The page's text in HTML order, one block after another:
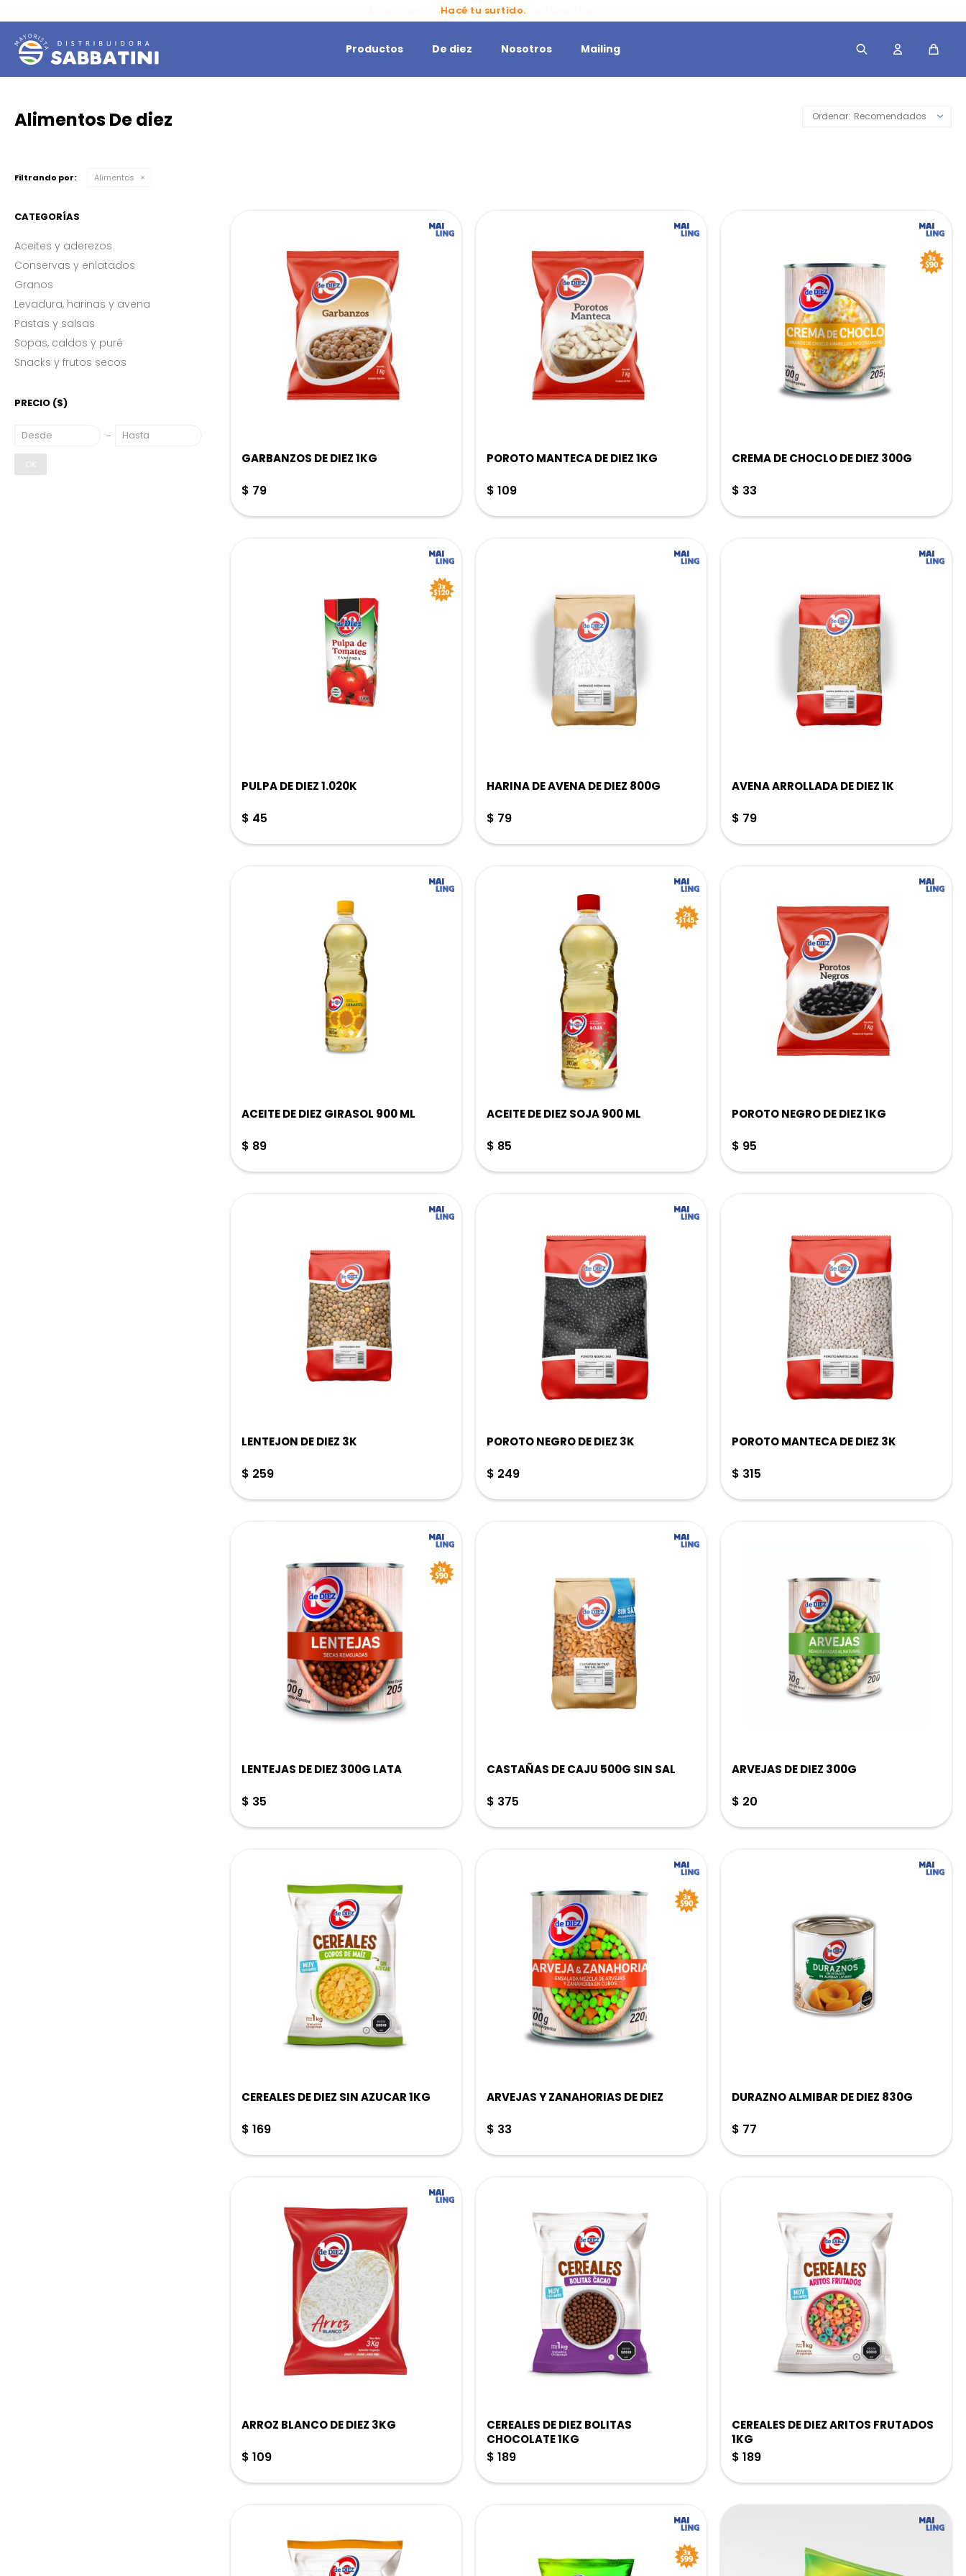
Ahorra en grande en tus marcas favoritas.
Productos De diez Nosotros Mailing
Alimentos De diez Recomendados
Filtrando por: Alimentos
GARBANZOS DE DIEZ 1KG
$ 79
POROTO MANTECA DE DIEZ 1KG
$ 109
CREMA DE CHOCLO DE DIEZ 300G
$ 33
PULPA DE DIEZ 1.020K
$ 45
HARINA DE AVENA DE DIEZ 800G
$ 79
AVENA ARROLLADA DE DIEZ 1K
$ 79
ACEITE DE DIEZ GIRASOL 900 ML
$ 89
ACEITE DE DIEZ SOJA 900 ML
$ 85
POROTO NEGRO DE DIEZ 1KG
$ 95
LENTEJON DE DIEZ 3K
$ 259
POROTO NEGRO DE DIEZ 3K
$ 249
POROTO MANTECA DE DIEZ 3K
$ 315
LENTEJAS DE DIEZ 300G LATA
$ 35
CASTAÑAS DE CAJU 500G SIN SAL
$ 375
ARVEJAS DE DIEZ 300G
$ 20
CEREALES DE DIEZ SIN AZUCAR 1KG
$ 169
ARVEJAS Y ZANAHORIAS DE DIEZ
$ 33
DURAZNO ALMIBAR DE DIEZ 830G
$ 77
ARROZ BLANCO DE DIEZ 3KG
$ 109
CEREALES DE DIEZ BOLITAS
CHOCOLATE 1KG
$ 189
CEREALES DE DIEZ ARITOS FRUTADOS
1KG
$ 189
CATEGORÍAS
Aceites y aderezos
Conservas y enlatados
Granos
Levadura, harinas y avena
Pastas y salsas
Sopas, caldos y puré
Snacks y frutos secos
PRECIO ($)
OK